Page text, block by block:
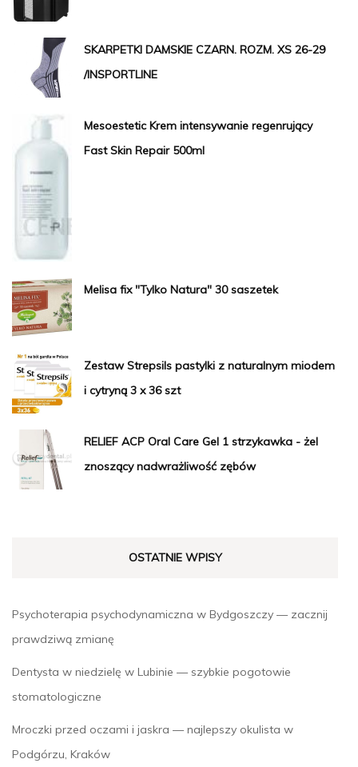
SKARPETKI DAMSKIE CZARN. ROZM. XS 26-29
/INSPORTLINE
Mesoestetic Krem intensywanie regenrujący
Fast Skin Repair 500ml
Melisa fix "Tylko Natura" 30 saszetek
Zestaw Strepsils pastylki z naturalnym miodem
i cytryną 3 x 36 szt
RELIEF ACP Oral Care Gel 1 strzykawka - żel
znoszący nadwrażliwość zębów
OSTATNIE WPISY
Psychoterapia psychodynamiczna w Bydgoszczy — zacznij
prawdziwą zmianę
Dentysta w niedzielę w Lubinie — szybkie pogotowie
stomatologiczne
Mroczki przed oczami i jaskra — najlepszy okulista w
Podgórzu, Kraków